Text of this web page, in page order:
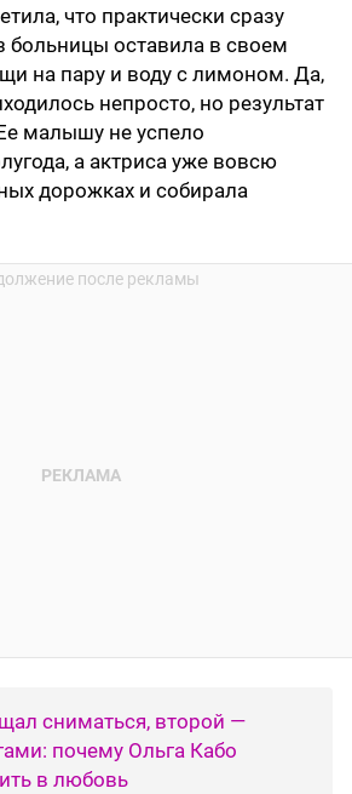
что практически сразу
больницы оставила в своем
на пару и воду с лимоном. Да,
непросто, но результат
малышу не успело
а актриса уже вовсю
дорожках и собирала
сниматься, второй —
почему Ольга Кабо
в любовь